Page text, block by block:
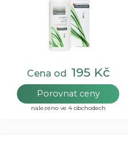
Cena od 195 Kč
Porovnat ceny
nalezeno ve 4 obchodech